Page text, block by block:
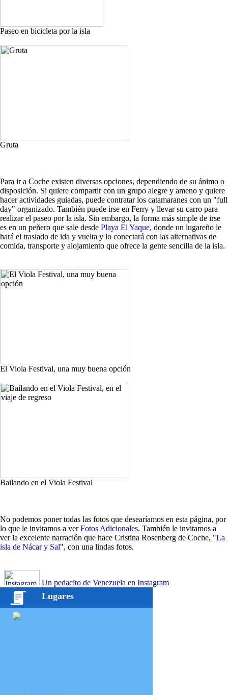
Paseo en bicicleta por la isla
Gruta
Para ir a Coche existen diversas opciones, dependiendo de su ánimo o
disposición. Si quiere compartir con un grupo alegre y ameno y quiere
hacer actividades guiadas, puede contratar los catamaranes con un "full
day" organizado. También puede irse en Ferry y llevar su carro para
realizar el paseo por la isla. Sin embargo, la forma más simple de irse
es en un peñero que sale desde Playa El Yaque, donde un lugareño le
hará el traslado de ida y vuelta y lo conectará con las alternativas de
comida, transporte y alojamiento que ofrece la gente sencilla de la isla.
El Viola Festival, una muy buena opción
Bailando en el Viola Festival
No podemos poner todas las fotos que desearíamos en esta página, por
lo que le invitamos a verFotos Adicionales. También le invitamos a
ver la excelente narración que hace Cristina Rosenberg de Coche, "La
isla de Nácar y Sal", con una lindas fotos.
Un pedacito de Venezuela en Instagram
Lugares